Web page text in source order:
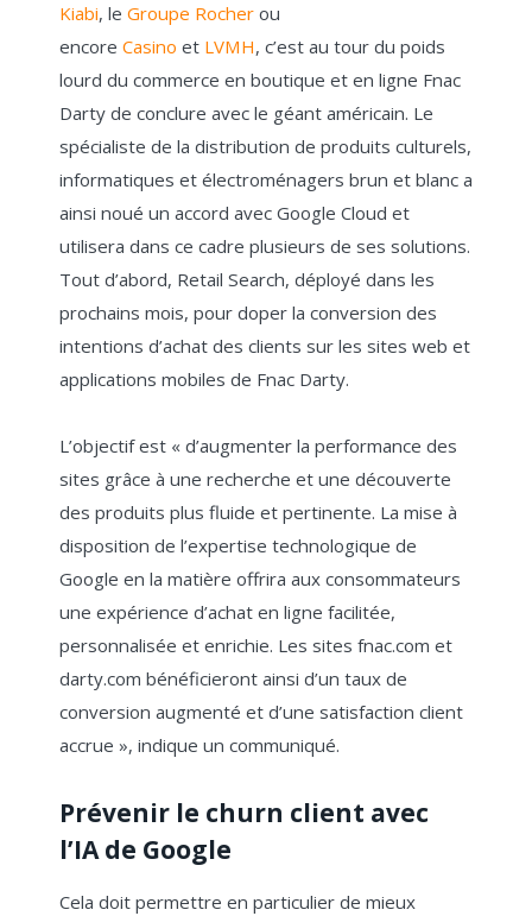
Kiabi, le Groupe Rocher ou
encore Casino et LVMH, c’est au tour du poids
lourd du commerce en boutique et en ligne Fnac
Darty de conclure avec le géant américain. Le
spécialiste de la distribution de produits culturels,
informatiques et électroménagers brun et blanc a
ainsi noué un accord avec Google Cloud et
utilisera dans ce cadre plusieurs de ses solutions.
Tout d’abord, Retail Search, déployé dans les
prochains mois, pour doper la conversion des
intentions d’achat des clients sur les sites web et
applications mobiles de Fnac Darty.
L’objectif est « d’augmenter la performance des
sites grâce à une recherche et une découverte
des produits plus fluide et pertinente. La mise à
disposition de l’expertise technologique de
Google en la matière offrira aux consommateurs
une expérience d’achat en ligne facilitée,
personnalisée et enrichie. Les sites fnac.com et
darty.com bénéficieront ainsi d’un taux de
conversion augmenté et d’une satisfaction client
accrue », indique un communiqué.
Prévenir le churn client avec
l’IA de Google
Cela doit permettre en particulier de mieux